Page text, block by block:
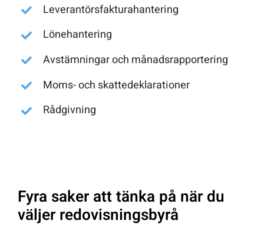
Leverantörsfakturahantering
Lönehantering
Avstämningar och månadsrapportering
Moms- och skattedeklarationer
Rådgivning
Fyra saker att tänka på när du
väljer redovisningsbyrå